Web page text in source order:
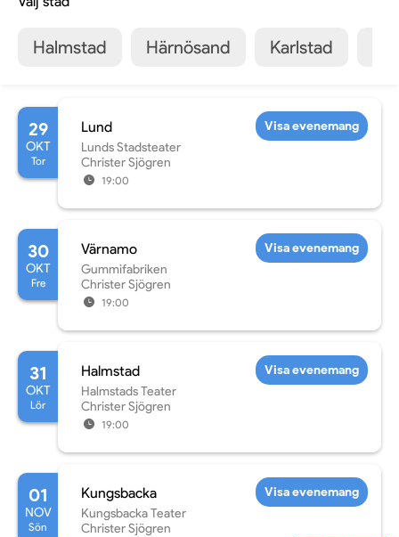
Halmstad Härnösand Karlstad
29
OKT
Tor
Lund
Lunds Stadsteater
Christer Sjögren
19:00
Visa evenemang
30
OKT
Fre
Värnamo
Gummifabriken
Christer Sjögren
19:00
Visa evenemang
31
OKT
Lör
Halmstad
Halmstads Teater
Christer Sjögren
19:00
Visa evenemang
01
NOV
Sön
Kungsbacka
Kungsbacka Teater
Christer Sjögren
Visa evenemang